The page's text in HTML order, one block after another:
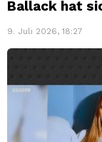
Ballack hat
9. Juli 2026, 18:27